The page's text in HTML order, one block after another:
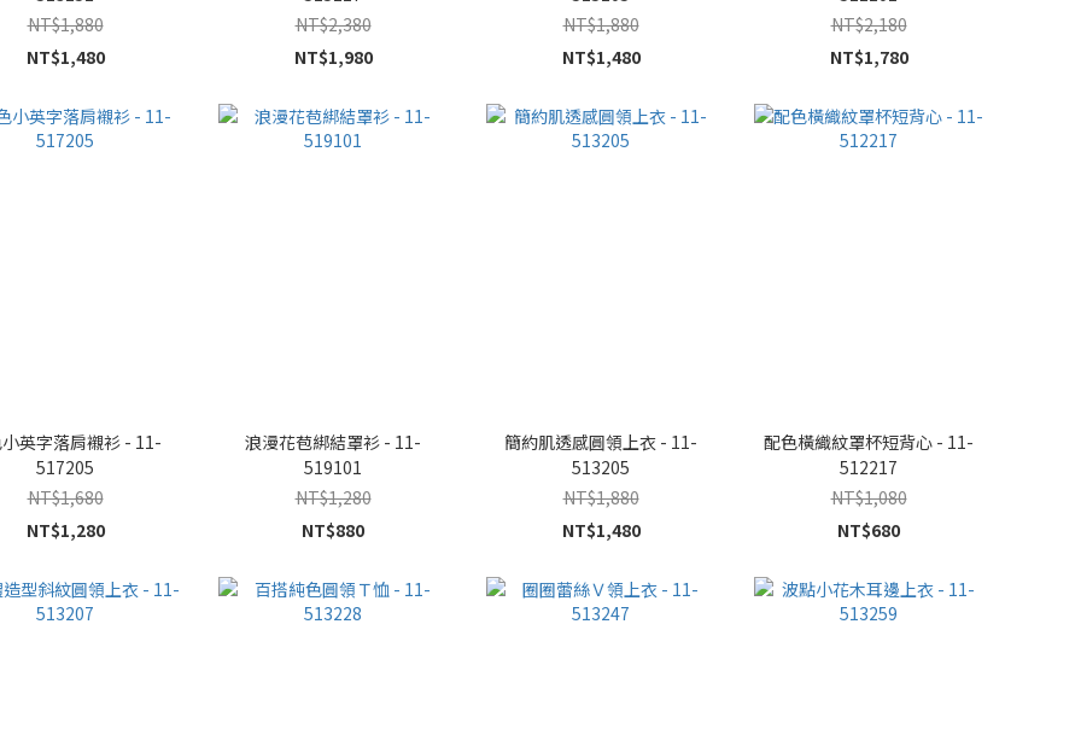
NT$1,880
NT$1,480
NT$2,380
NT$1,980
NT$1,880
NT$1,480
NT$2,180
NT$1,780
英字落肩襯衫 - 11-
517205
NT$1,680
NT$1,280
浪漫花苞綁結罩衫 - 11-
519101
NT$1,280
NT$880
簡約肌透感圓領上衣 - 11-
513205
NT$1,880
NT$1,480
配色橫織紋罩杯短背心 - 11-
512217
NT$1,080
NT$680